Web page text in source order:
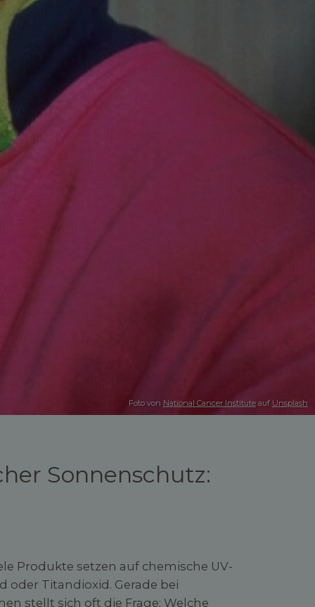
Foto von National Cancer Instituteauf Unsplash
Sonnenschutz:
Produkte setzen auf chemische UV-
oder Titandioxid. Gerade bei
stellt sich oft die Frage: Welche